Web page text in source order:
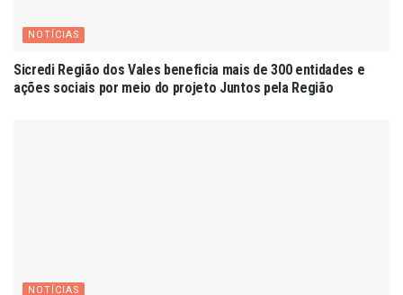
NOTÍCIAS
Sicredi Região dos Vales beneficia mais de 300 entidades e
ações sociais por meio do projeto Juntos pela Região
NOTÍCIAS